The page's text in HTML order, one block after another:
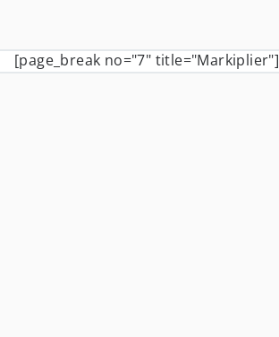
[page_break no="7" title="Markiplier"]